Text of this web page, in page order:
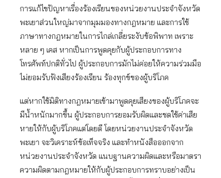
การแก้ไขปัญหาเรื่องร้องเรียนของหน่วยงานประจำจังหวัด
พะเยาส่วนใหญ่มาจากมุมมองทางกฎหมาย และการใช้
ภาษาทางกฎหมายในการไกล่เกลี่ยระงับข้อพิพาท เพราะ
หลาย ๆ เคส หากเป็นการพูดคุยกับผู้ประกอบการทาง
โทรศัพท์ปกติทั่วไป ผู้ประกอบการมักไม่ค่อยให้ความร่วมมือ
ไม่ยอมรับฟังเสียงร้องเรียน ร้องทุกข์ของผู้บริโภค
แต่หากใช้มิติทางกฎหมายเข้ามาพูดคุยเสียงของผู้บริโภคจะ
มีน้ำหนักมากขึ้น ผู้ประกอบการยอมรับผิดและชดใช้ค่าเสีย
หายให้กับผู้บริโภคแต่โดยดี โดยหน่วยงานประจำจังหวัด
พะเยา จะวิเคราะห์ข้อเท็จจริง และทำหนังสือออกจาก
หน่วยงานประจำจังหวัด แนบฐานความผิดและหรือมาตรา
ความผิดตามกฎหมายให้กับผู้ประกอบการทราบอย่างเป็น